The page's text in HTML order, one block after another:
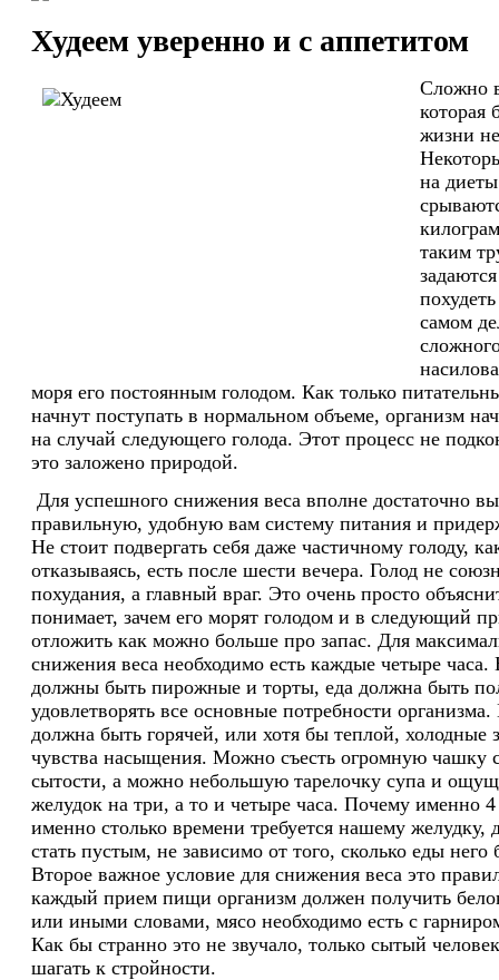
Худеем уверенно и с аппетитом
Сложно
которая
жизни
на
таким
самом
моря его постоянным голодом. Как только
начнут поступать в нормальном объеме, организм
на случай следующего голода. Этот процесс не
это заложено природой.
Для успешного снижения веса вполне достаточно
правильную, удобную вам систему питания и
Не стоит подвергать себя даже частичному голоду,
отказываясь, есть после шести вечера. Голод не
похудания, а главный враг. Это очень просто
понимает, зачем его морят голодом и в следующий
отложить как можно больше про запас. Для
снижения веса необходимо есть каждые четыре
должны быть пирожные и торты, еда должна быть
удовлетворять все основные потребности
должна быть горячей, или хотя бы теплой, холодные
чувства насыщения. Можно съесть огромную чашку
сытости, а можно небольшую тарелочку супа и
желудок на три, а то и четыре часа. Почему именно 4
именно столько времени требуется нашему желудку,
стать пустым, не зависимо от того, сколько еды
Второе важное условие для снижения веса это
каждый прием пищи организм должен получить
или иными словами, мясо необходимо есть с
Как бы странно это не звучало, только сытый
шагать к стройности.